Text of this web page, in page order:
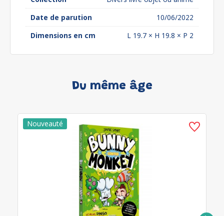
Date de parution
10/06/2022
Dimensions en cm
L 19.7 × H 19.8 × P 2
Du même âge